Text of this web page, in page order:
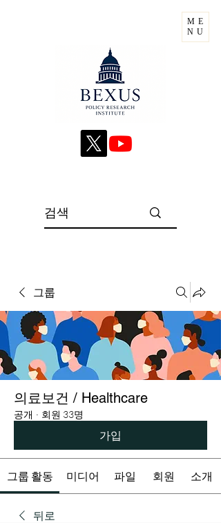
ME
NU
그룹
의료보건 / Healthcare
공개 · 회원 33명
가입
그룹 활동 미디어 파일 회원 소개
뒤로